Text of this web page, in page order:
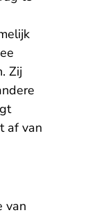
Zij
af van
van